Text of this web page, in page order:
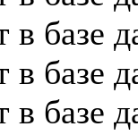
в базе
в базе
в базе